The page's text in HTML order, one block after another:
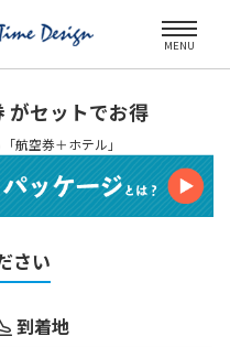
MENU
がセットでお得
航空券＋ホテル」
さい
到着地